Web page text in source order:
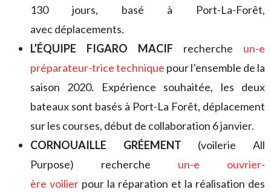
130 jours, basé à Port-La-Forêt,
avec déplacements.
L’ÉQUIPE FIGARO MACIF recherche un-e
préparateur-trice technique pour l’ensemble de la
saison 2020. Expérience souhaitée, les deux
bateaux sont basés à Port-La Forêt, déplacement
sur les courses, début de collaboration 6 janvier.
CORNOUAILLE GRÉEMENT (voilerie All
Purpose) recherche un-e ouvrier-
ère voilier pour la réparation et la réalisation des